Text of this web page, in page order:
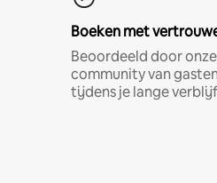
Boeken met
Beoordeeld door
community van
tijdens je lange